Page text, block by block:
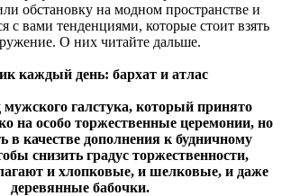
обстановку на модном пространстве и
с вами тенденциями, которые стоит взять
О них читайте дальше.
каждый день: бархат и атлас
мужского галстука, который принято
на особо торжественные церемонии, но
в качестве дополнения к будничному
снизить градус торжественности,
и хлопковые, и шелковые, и даже
деревянные бабочки.